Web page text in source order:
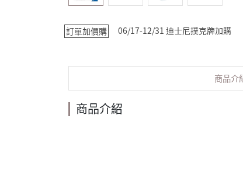
訂單加價購 06/17-12/31 迪士尼撲克牌加購
商品介
商品介紹